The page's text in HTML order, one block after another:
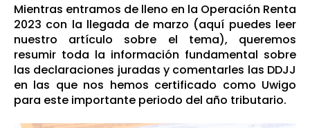
Mientras entramos de lleno en la Operación Renta
2023 con la llegada de marzo (aquí puedes leer
nuestro artículo sobre el tema), queremos
resumir toda la información fundamental sobre
las declaraciones juradas y comentarles las DDJJ
en las que nos hemos certificado como Uwigo
para este importante periodo del año tributario.